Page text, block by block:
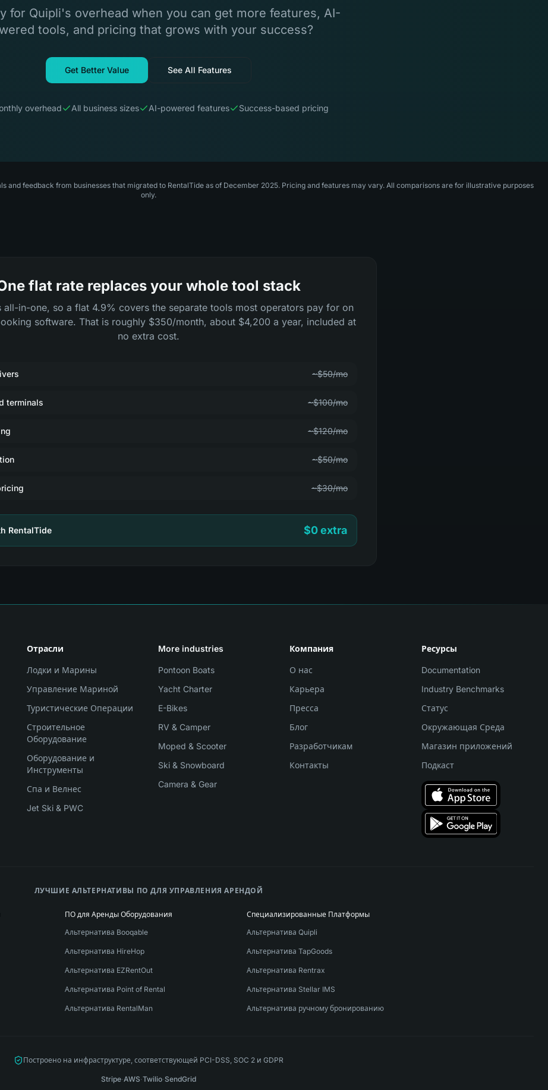
for Quipli's overhead when you can get more features, AI-
tools, and pricing that grows with your success?
Get Better Value See All Features
overhead All business sizes AI-powered features Success-based pricing
feedback from businesses that migrated to RentalTide as of December 2025. Pricing and features may vary. All comparisons are for illustrative purposes
only.
flat rate replaces your whole tool stack
all-in-one, so a flat 4.9% covers the separate tools most operators pay for on
software. That is roughly $350/month, about $4,200 a year, included at
no extra cost.
~$50/mo
terminals ~$100/mo
~$120/mo
~$50/mo
~$30/mo
RentalTide $0 extra
Отрасли
Лодки и Марины
Управление Мариной
Туристические Операции
Строительное
Оборудование
Оборудование и
Инструменты
Спа и Велнес
Jet Ski & PWC
More industries
Pontoon Boats
Yacht Charter
E-Bikes
RV & Camper
Moped & Scooter
Ski & Snowboard
Camera & Gear
Компания
О нас
Карьера
Пресса
Блог
Разработчикам
Контакты
Ресурсы
Documentation
Industry Benchmarks
Статус
Окружающая Среда
Магазин приложений
Подкаст
ЛУЧШИЕ АЛЬТЕРНАТИВЫ ПО ДЛЯ УПРАВЛЕНИЯ АРЕНДОЙ
ПО для Аренды Оборудования
Альтернатива Booqable
Альтернатива HireHop
Альтернатива EZRentOut
Альтернатива Point of Rental
Альтернатива RentalMan
Специализированные Платформы
Альтернатива Quipli
Альтернатива TapGoods
Альтернатива Rentrax
Альтернатива Stellar IMS
Альтернатива ручному бронированию
Построено на инфраструктуре, соответствующей PCI-DSS, SOC 2 и GDPR
Stripe·AWS·Twilio·SendGrid